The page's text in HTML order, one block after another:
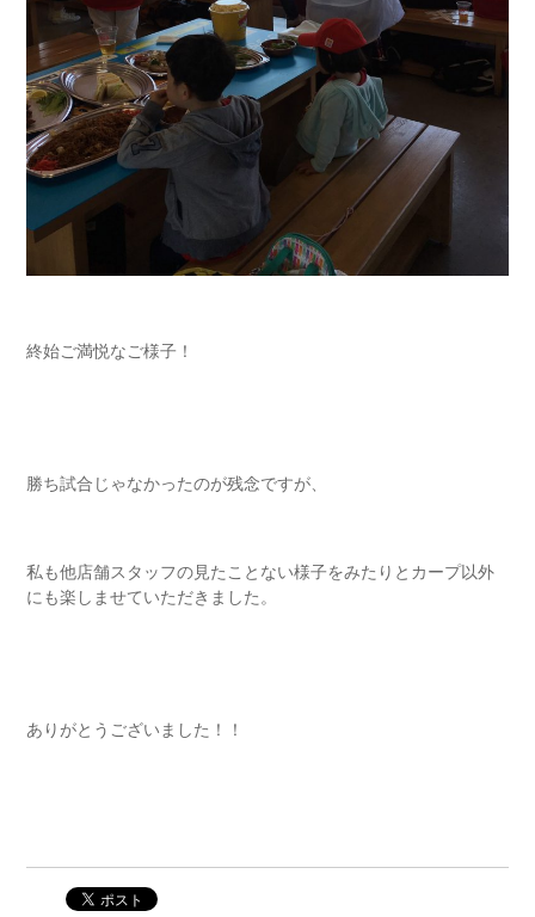
終始ご満悦なご様子！
勝ち試合じゃなかったのが残念ですが、
私も他店舗スタッフの見たことない様子をみたりとカープ以外
にも楽しませていただきました。
ありがとうございました！！